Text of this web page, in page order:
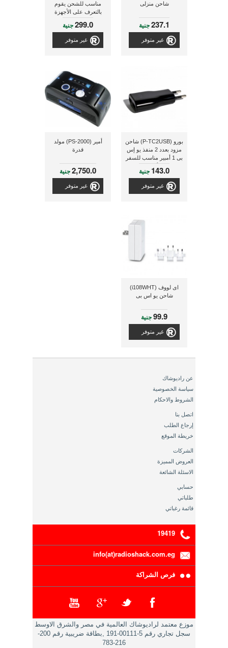
شاحن منزلى
237.1جنية
غير متوفر
مناسب للشحن يقوم
بالتعرف على الأجهزة
المتصلة به تلقائيا مزود
بعدد 2 منفذ يو إس بى
فولت/2.4 أمبير - أسود
299.0جنية
غير متوفر
بورو (P-TC2USB) شاحن
مزود بعدد 2 منفذ يو إس
بى 1 أمبير مناسب للسفر
- أسود
143.0 جنية
غير متوفر
أمير (PS-2000) مولد
قدرة
2,750.0جنية
غير متوفر
اى لووف (i108WHT)
شاحن يو اس بى
99.9جنية
غير متوفر
عن راديوشاك
سياسة الخصوصية
الشروط والاحكام
اتصل بنا
إرجاع الطلب
خريطة الموقع
الشركات
العروض المميزة
الاسئلة الشائعة
حسابي
طلباتي
قائمة رغباتي
19419
info(at)radioshack.com.eg
فرص الشراكة
موزع معتمد لراديوشاك العالمية في مصر والشرق الاوسط
سجل تجاري رقم 5-00111-191 ,بطاقة ضريبية رقم 200-
216-783